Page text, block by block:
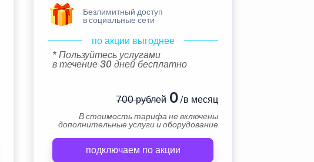
Безлимитный доступ
в социальные сети
по акции выгоднее
* Пользуйтесь услугами
в течение 30 дней бесплатно
700 рублей0/в месяц
В стоимость тарифа не включены
дополнительные услуги и оборудование
подключаем по акции